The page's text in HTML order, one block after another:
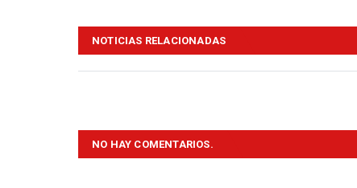
NOTICIAS RELACIONADAS
NO HAY COMENTARIOS.